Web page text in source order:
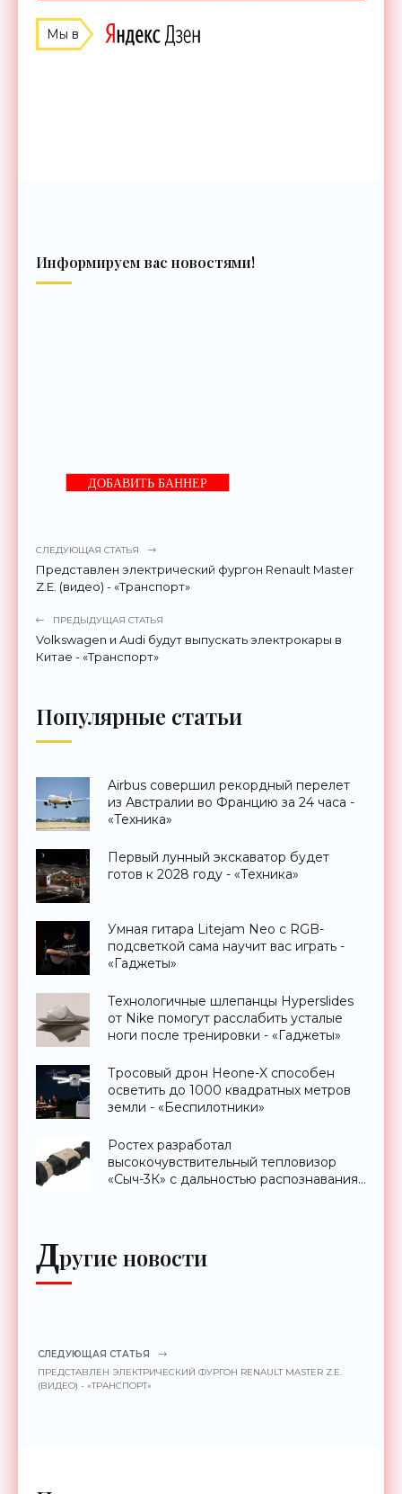
Мы в
Информируем вас новостями!
ДОБАВИТЬ БАННЕР
СЛЕДУЮЩАЯ СТАТЬЯ
Представлен электрический фургон Renault Master
Z.E. (видео) - «Транспорт»
ПРЕДЫДУЩАЯ СТАТЬЯ
Volkswagen и Audi будут выпускать электрокары в
Китае - «Транспорт»
Популярные статьи
Airbus совершил рекордный перелет
из Австралии во Францию за 24 часа -
«Техника»
Первый лунный экскаватор будет
готов к 2028 году - «Техника»
Умная гитара Litejam Neo с RGB-
подсветкой сама научит вас играть -
«Гаджеты»
Технологичные шлепанцы Hyperslides
от Nike помогут расслабить усталые
ноги после тренировки - «Гаджеты»
Тросовый дрон Heone-X способен
осветить до 1000 квадратных метров
земли - «Беспилотники»
Ростех разработал
высокочувствительный тепловизор
«Сыч-3К» с дальностью распознавания
Другие новости
СЛЕДУЮЩАЯ СТАТЬЯ
ПРЕДСТАВЛЕН ЭЛЕКТРИЧЕСКИЙ ФУРГОН RENAULT MASTER Z.E.
(ВИДЕО) - «ТРАНСПОРТ»